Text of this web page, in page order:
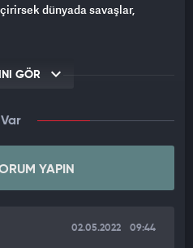
dünyada savaşlar,
için camide bulunan
buluşma, birbirlerine gönlünü
yüreklerimizi birleştirme
ve coğrafyaları farklı;
anlarıdır." diye konuştu.
GÖR
YAPIN
02.05.2022 09:44